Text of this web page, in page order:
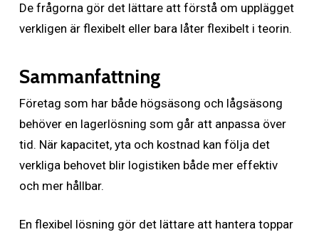
De frågorna gör det lättare att förstå om upplägget
verkligen är flexibelt eller bara låter flexibelt i teorin.
Sammanfattning
Företag som har både högsäsong och lågsäsong
behöver en lagerlösning som går att anpassa över
tid. När kapacitet, yta och kostnad kan följa det
verkliga behovet blir logistiken både mer effektiv
och mer hållbar.
En flexibel lösning gör det lättare att hantera toppar